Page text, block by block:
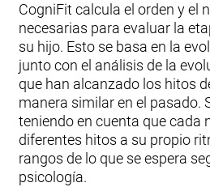
CogniFit calcula el orden y el
necesarias para evaluar la
su hijo. Esto se basa en la
junto con el análisis de la
que han alcanzado los hitos
manera similar en el pasado.
teniendo en cuenta que cada
diferentes hitos a su propio
rangos de lo que se espera
psicología.